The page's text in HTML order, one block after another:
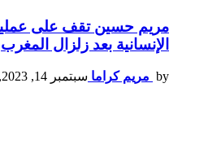
مريم حسين تقف على
الإنسانية بعد زلزال المغرب
by مريم كراما سبتمبر 14, 2023, 4:49 م